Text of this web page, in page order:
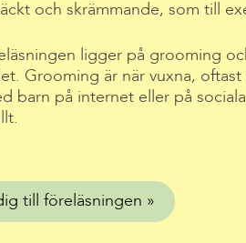
och skrämmande, som till
ligger på grooming
Grooming är när vuxna,
barn på internet eller på
till föreläsningen